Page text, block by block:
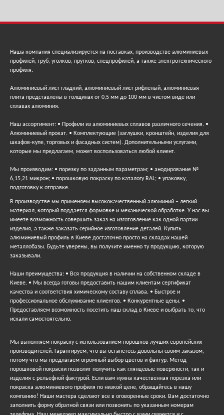
Наша компания специализируется на поставках, производстве алюминиевых
профилей, труб, уголков, прутков, спецпрофилей, а также электротехнического
профиля.
Алюминиевый лист гладкий, алюминиевый лист рифленый, алюминиевая
плита представлены в толщинах от 0,5 мм до 100 мм в чистом виде или
сплавах алюминия.
Наш ассортимент: • Профили из алюминиевых сплавов различного сечения. •
Алюминиевый прокат. • Комплектующие (заглушки, кронштейн, изделия для
шкафов-купе, торговых и фасадных систем). Дополнительными услугами,
которые мы предлагаем, может воспользоваться любой клиент.
Мы производим: • порезку по заданным параметрам; • анодирование №
6,15,21 микрон; • порошковую покраску по каталогу RAL; • упаковку,
подготовку к отправке.
В производстве мы применяем высококачественный алюминий – легкий
материал, который поддается формовке и механической обработке. У нас вы
имеете возможность совершить заказ на изготовление как одной партии
изделия, а также заказать серийное изготовление деталей. Купить
алюминиевый профиль в Киеве достаточно просто на складах нашей
металлобазы. Будьте уверены, вы получите именно ту продукцию, которую
заказывали.
Наши преимущества: • Вся продукция в наличии на собственном складе в
Киеве. • Мы всегда готовы предоставить нашим клиентам сертификат
качества и соответствия химическому составу сплава. • Быстрое и
профессиональное обслуживание клиентов. • Конкурентные цены. •
Предоставляем возможность посетить наш склад в Киеве и выбрать то, что
искали самостоятельно.
Мы выполняем покраску с использованием порошков лучших европейских
производителей. Гарантируем, что вы останетесь довольны своим заказом,
потому что мы предлагаем огромный выбор цветов и фактур. Метод
порошковой покраски позволит получить как глянцевые поверхности, так и
изделия с рельефной фактурой. Если вам нужна качественная порезка или
покраска алюминиевого профиля по низкой цене, обращайтесь в нашу
компанию! Наши мастера сделают все в оговоренные сроки. Вам достаточно
заполнить форму обратной связи или позвонить по указанным номерам